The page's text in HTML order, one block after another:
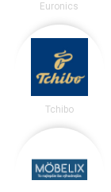
Euronics
Tchibo